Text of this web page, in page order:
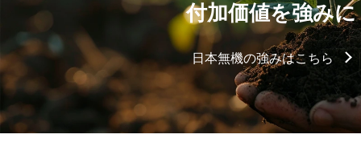
付加価値を強みに
日本無機の強みはこちら